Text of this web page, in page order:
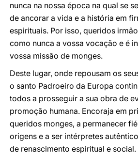
nunca na nossa época na qual se
de ancorar a vida e a história em
espirituais. Por isso, queridos
como nunca a vossa vocação e é
vossa missão de monges.
Deste lugar, onde repousam os
o santo Padroeiro da Europa
todos a prosseguir a sua obra de
promoção humana. Encoraja em
queridos monges, a permanecer
origens e a ser intérpretes
de renascimento espiritual e